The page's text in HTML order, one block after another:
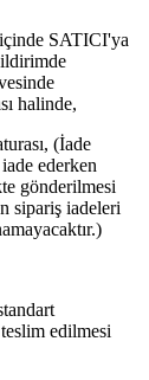
SATICI'ya
halinde,
(İade
ederken
gönderilmesi
sipariş iadeleri
edilmesi